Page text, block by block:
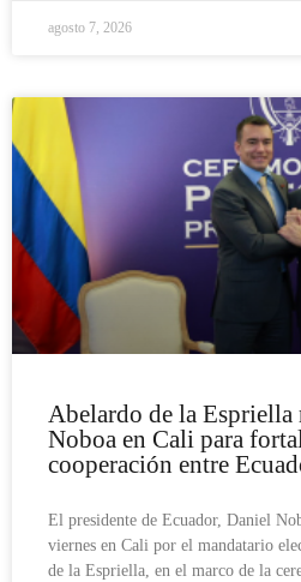
agosto 7, 2026
Abelardo de la Espriella
Noboa en Cali para
cooperación entre
El presidente de Ecuador, Daniel
viernes en Cali por el mandatario
de la Espriella, en el marco de la